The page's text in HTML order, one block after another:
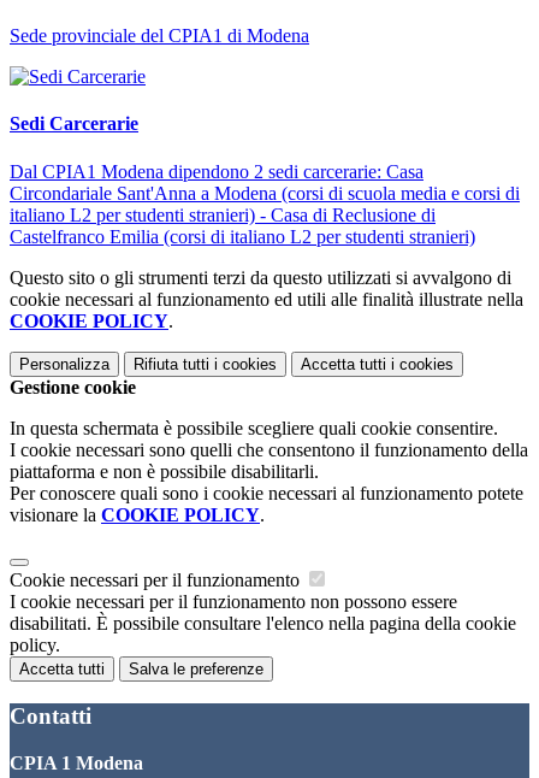
Sede provinciale del CPIA1 di Modena
Sedi Carcerarie
Dal CPIA1 Modena dipendono 2 sedi carcerarie: Casa
Circondariale Sant'Anna a Modena (corsi di scuola media e corsi di
italiano L2 per studenti stranieri) - Casa di Reclusione di
Castelfranco Emilia (corsi di italiano L2 per studenti stranieri)
Questo sito o gli strumenti terzi da questo utilizzati si avvalgono di
cookie necessari al funzionamento ed utili alle finalità illustrate nella
COOKIE POLICY.
Personalizza Rifiuta tutti i cookies Accetta tutti i cookies
Gestione cookie
In questa schermata è possibile scegliere quali cookie consentire.
I cookie necessari sono quelli che consentono il funzionamento della
piattaforma e non è possibile disabilitarli.
Per conoscere quali sono i cookie necessari al funzionamento potete
visionare la COOKIE POLICY.
Cookie necessari per il funzionamento
I cookie necessari per il funzionamento non possono essere
disabilitati. È possibile consultare l'elenco nella pagina della cookie
policy.
Accetta tutti Salva le preferenze
Contatti
CPIA 1 Modena